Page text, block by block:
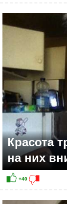
+51
Красота
на них